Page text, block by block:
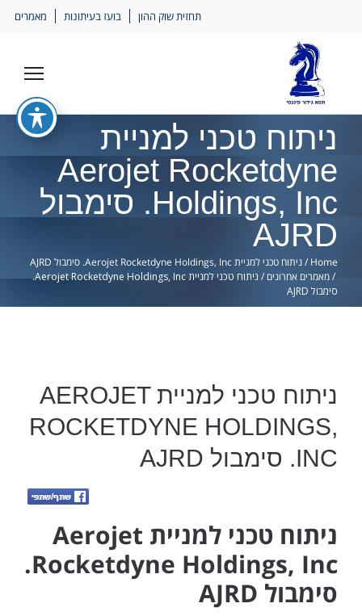
תחזית שוק ההון בועז בעיתונות מאמרים
ניתוח טכני למניית
Aerojet Rocketdyne
Holdings, Inc. סימבול
AJRD
Home
/ניתוח טכני למניית Aerojet Rocketdyne Holdings, Inc. סימבול AJRD
/מאמרים אחרונים /
ניתוח טכני למניית Aerojet Rocketdyne Holdings, Inc.
סימבול AJRD
ניתוח טכני למניית AEROJET
ROCKETDYNE HOLDINGS,
INC. סימבול AJRD
ניתוח טכני למניית Aerojet
Rocketdyne Holdings, Inc.
סימבול AJRD